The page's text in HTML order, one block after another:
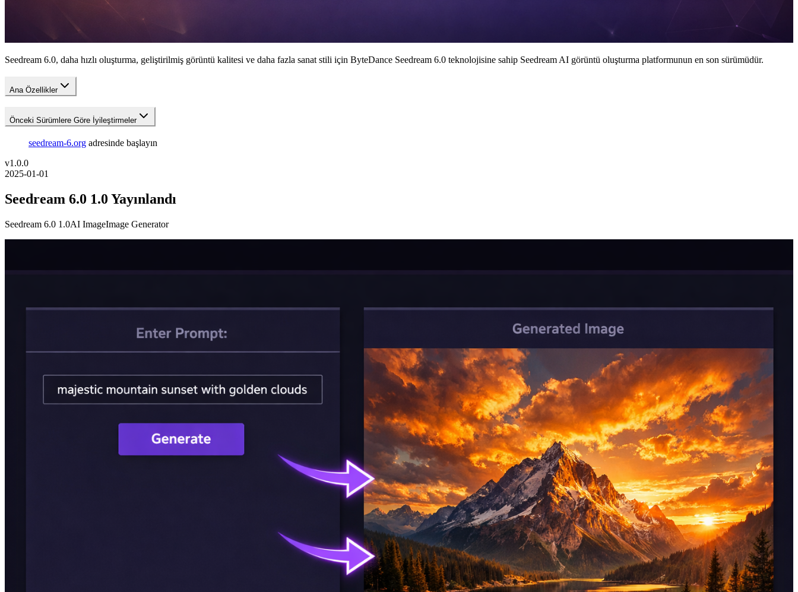
Seedream 6.0, daha hızlı oluşturma, geliştirilmiş görüntü kalitesi ve daha fazla sanat stili için ByteDance Seedream 6.0 teknolojisine sahip Seedream AI görüntü oluşturma platformunun en son sürümüdür.
Ana Özellikler
Önceki Sürümlere Göre İyileştirmeler
seedream-6.org adresinde başlayın
v1.0.0
2025-01-01
Seedream 6.0 1.0 Yayınlandı
Seedream 6.0 1.0AI ImageImage Generator